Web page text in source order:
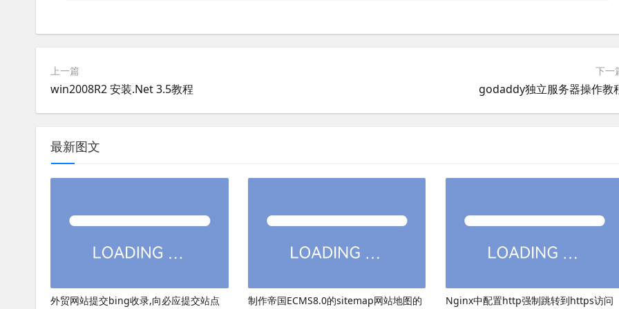
上一篇
win2008R2 安装.Net 3.5教程
下一
godaddy独立服务器操作教
最新图文
外贸网站提交bing收录,向必应提交站点 制作帝国ECMS8.0的sitemap网站地图的 Nginx中配置http强制跳转到https访问